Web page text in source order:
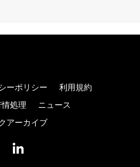
ーポリシー
利用規約
情処理
ニュース
アーカイブ